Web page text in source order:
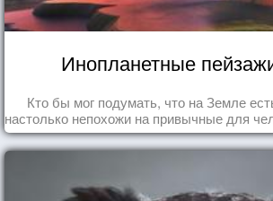
Инопланетные
Кто бы мог подумать, что на Земле
настолько непохожи на привычные для
что кажутся и вовсе